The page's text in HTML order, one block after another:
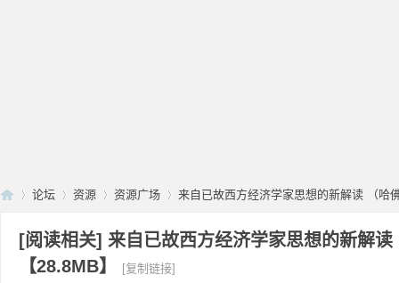
论坛
›
资源
›
资源广场
›
来自已故西方经济学家思想的新解读 （哈
[阅读相关] 来自已故西方经济学家思想的新解
【28.8MB】
[复制链接]